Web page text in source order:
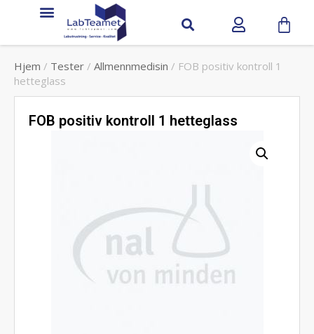
Hjem / Tester / Allmennmedisin / FOB positiv kontroll 1
hetteglass
FOB positiv kontroll 1 hetteglass